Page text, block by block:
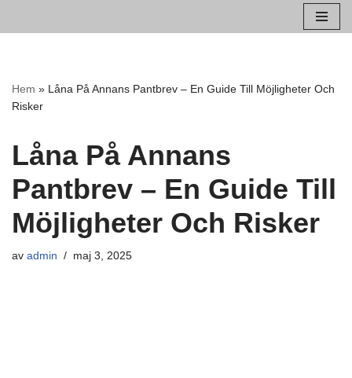
Hem » Låna På Annans Pantbrev – En Guide Till Möjligheter Och
Risker
Låna På Annans
Pantbrev – En Guide Till
Möjligheter Och Risker
av admin maj 3, 2025